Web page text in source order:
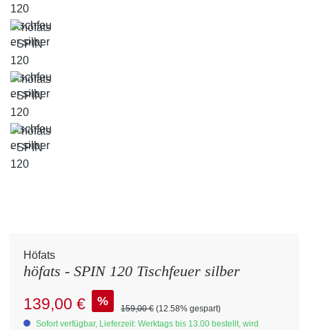
Höfats
höfats - SPIN 120 Tischfeuer silber
Verkaufspreis:
139,00 € % Regulärer Preis:
159,00 € (12.58% gespart)
Sofort verfügbar, Lieferzeit: Werktags bis 13.00 bestellt, wird